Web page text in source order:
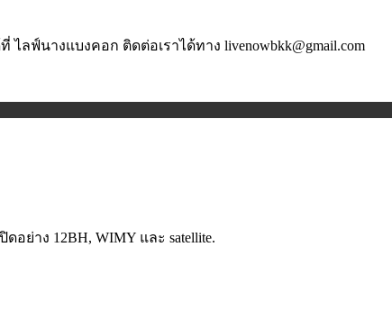
ฟ์นางแบงคอก ติดต่อเราได้ทาง livenowbkk@gmail.com
ย่าง 12BH, WIMY และ satellite.